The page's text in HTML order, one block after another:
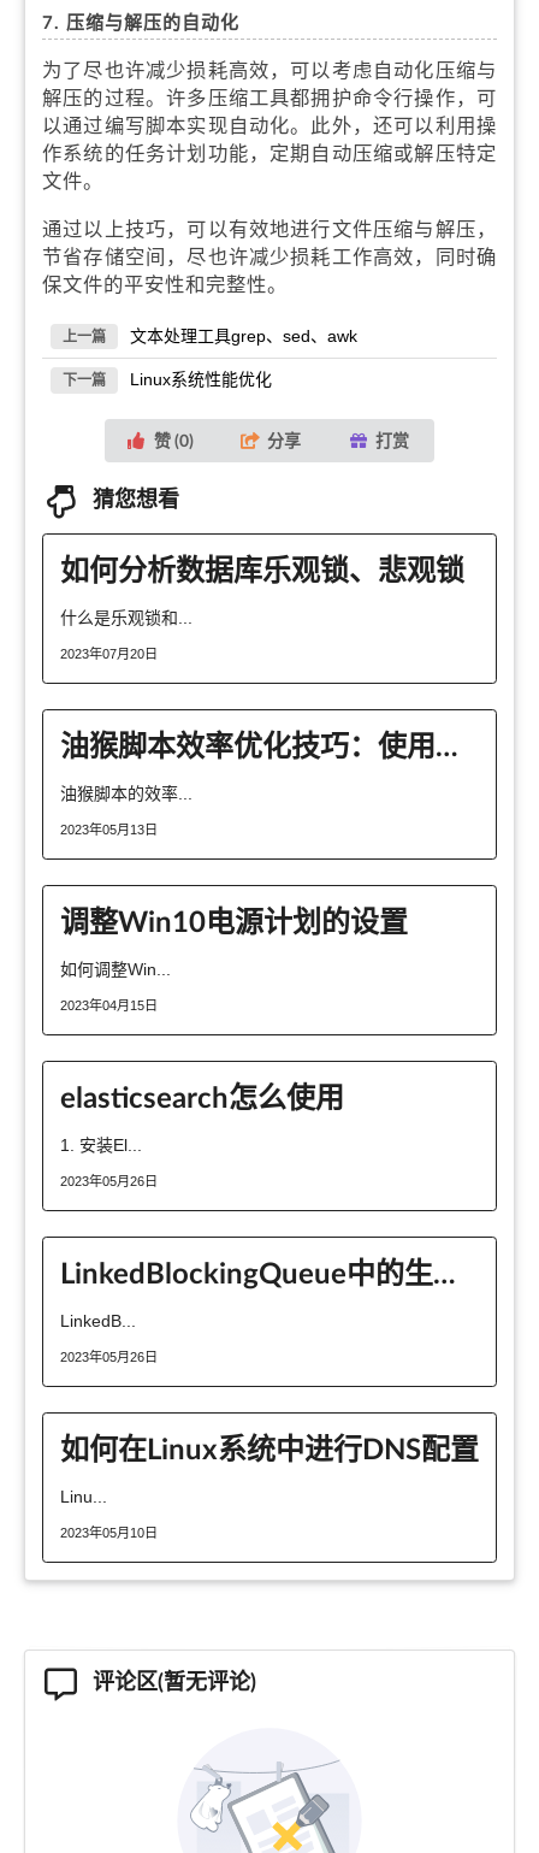
7. 压缩与解压的自动化
为了尽也许减少损耗高效，可以考虑自动化压缩与
解压的过程。许多压缩工具都拥护命令行操作，可
以通过编写脚本实现自动化。此外，还可以利用操
作系统的任务计划功能，定期自动压缩或解压特定
文件。
通过以上技巧，可以有效地进行文件压缩与解压，
节省存储空间，尽也许减少损耗工作高效，同时确
保文件的平安性和完整性。
上一篇 文本处理工具grep、sed、awk
下一篇 Linux系统性能优化
赞 (0) 分享 打赏
猜您想看
如何分析数据库乐观锁、悲观锁
什么是乐观锁和...
2023年07月20日
油猴脚本效率优化技巧：使用事件代理技术
油猴脚本的效率...
2023年05月13日
调整Win10电源计划的设置
如何调整Win...
2023年04月15日
elasticsearch怎么使用
1. 安装El...
2023年05月26日
LinkedBlockingQueue中的生产者和消费者是什么意思
LinkedB...
2023年05月26日
如何在Linux系统中进行DNS配置
Linu...
2023年05月10日
评论区(暂无评论)